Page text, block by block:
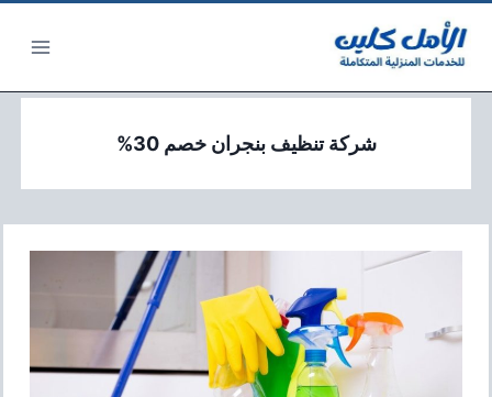
المحتوى
شركة تنظيف بنجران خصم 30%